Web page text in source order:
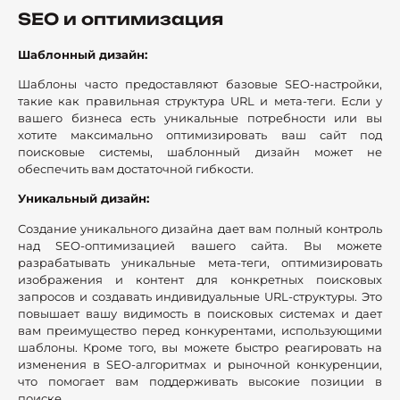
SEO и оптимизация
Шаблонный дизайн:
Шаблоны часто предоставляют базовые SEO-настройки,
такие как правильная структура URL и мета-теги. Если у
вашего бизнеса есть уникальные потребности или вы
хотите максимально оптимизировать ваш сайт под
поисковые системы, шаблонный дизайн может не
обеспечить вам достаточной гибкости.
Уникальный дизайн:
Создание уникального дизайна дает вам полный контроль
над SEO-оптимизацией вашего сайта. Вы можете
разрабатывать уникальные мета-теги, оптимизировать
изображения и контент для конкретных поисковых
запросов и создавать индивидуальные URL-структуры. Это
повышает вашу видимость в поисковых системах и дает
вам преимущество перед конкурентами, использующими
шаблоны. Кроме того, вы можете быстро реагировать на
изменения в SEO-алгоритмах и рыночной конкуренции,
что помогает вам поддерживать высокие позиции в